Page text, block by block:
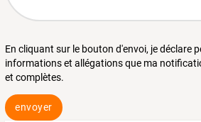
En cliquant sur le bouton d'envoi, je déclare
informations et allégations que ma
et complètes.
envoyer